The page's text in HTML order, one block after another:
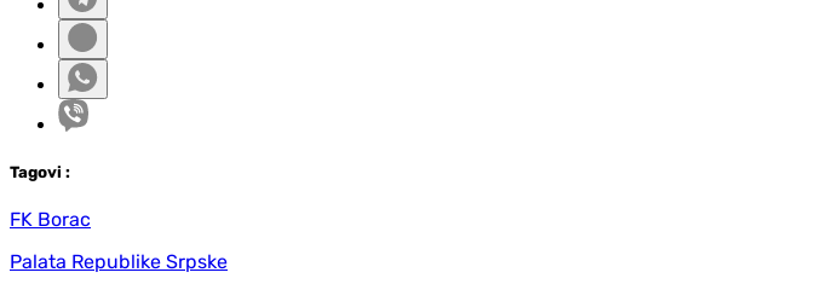
Tagovi :
FK Borac
Palata Republike Srpske